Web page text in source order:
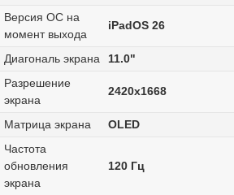
Версия ОС на
момент выхода
iPadOS 26
Диагональ экрана
11.0"
Разрешение
экрана
2420x1668
Матрица экрана
OLED
Частота
обновления
экрана
120 Гц